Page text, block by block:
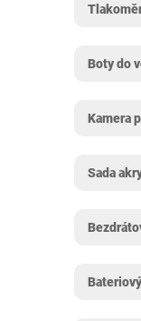
Boty do
Kamera
Sada